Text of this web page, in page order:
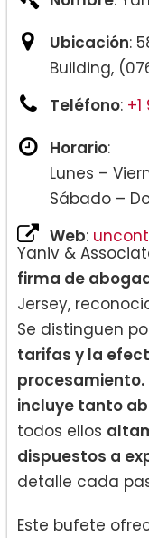
Ubicación:
Building,
Teléfono:
Horario:
Lunes –
Sábado –
Web:
Yaniv &
firma de
Jersey,
Se distinguen
tarifas y la
procesamiento.
incluye tanto
todos ellos
dispuestos a
detalle cada
Este bufete